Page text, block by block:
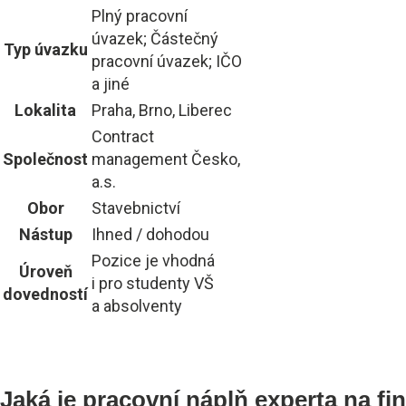
Typ úvazku
Plný pracovní
úvazek; Částečný
pracovní úvazek; IČO
a jiné
Lokalita
Praha, Brno, Liberec
Společnost
Contract
management Česko,
a.s.
Obor
Stavebnictví
Nástup
Ihned / dohodou
Úroveň
dovedností
Pozice je vhodná
i pro studenty VŠ
a absolventy
Jaká je pracovní náplň experta na